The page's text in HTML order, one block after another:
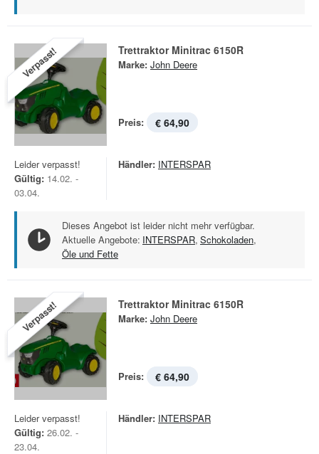
Verpasst! Trettraktor Minitrac 6150R
Marke: John Deere
Preis: € 64,90
Leider verpasst!
Gültig: 14.02. -
03.04.
Händler: INTERSPAR
Dieses Angebot ist leider nicht mehr verfügbar.
Aktuelle Angebote: INTERSPAR, Schokoladen,
Öle und Fette
Verpasst! Trettraktor Minitrac 6150R
Marke: John Deere
Preis: € 64,90
Leider verpasst!
Gültig: 26.02. -
23.04.
Händler: INTERSPAR